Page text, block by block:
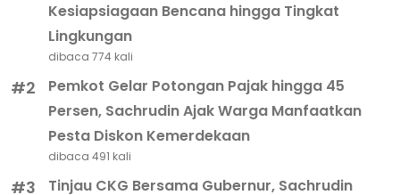
Kesiapsiagaan Bencana hingga Tingkat
Lingkungan
dibaca 774 kali
#2
Pemkot Gelar Potongan Pajak hingga 45
Persen, Sachrudin Ajak Warga Manfaatkan
Pesta Diskon Kemerdekaan
dibaca 491 kali
#3
Tinjau CKG Bersama Gubernur, Sachrudin